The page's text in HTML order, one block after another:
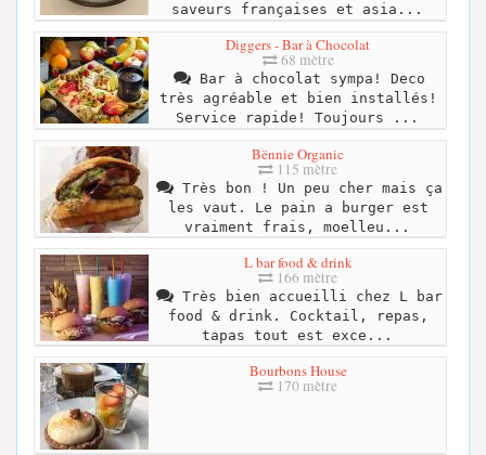
saveurs françaises et asia...
Diggers - Bar à Chocolat
68 mètre
Bar à chocolat sympa! Deco
très agréable et bien installés!
Service rapide! Toujours ...
Bënnie Organic
115 mètre
Très bon ! Un peu cher mais ça
les vaut. Le pain a burger est
vraiment frais, moelleu...
L bar food & drink
166 mètre
Très bien accueilli chez L bar
food & drink. Cocktail, repas,
tapas tout est exce...
Bourbons House
170 mètre